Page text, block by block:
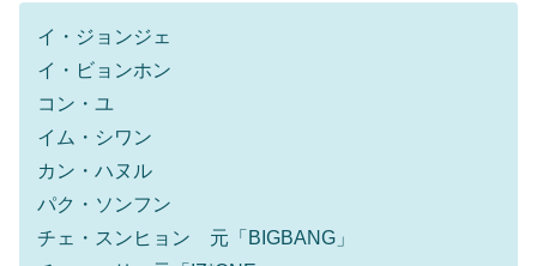
イ・ジョンジェ
イ・ビョンホン
コン・ユ
イム・シワン
カン・ハヌル
パク・ソンフン
チェ・スンヒョン 元「BIGBANG」